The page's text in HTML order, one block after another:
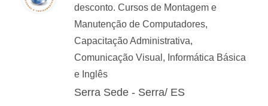
desconto. Cursos de Montagem e
Manutenção de Computadores,
Capacitação Administrativa,
Comunicação Visual, Informática Básica
e Inglês
Serra Sede - Serra/ ES